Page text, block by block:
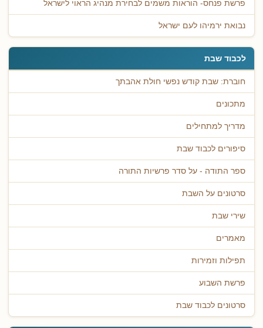
פרשת פנחס- הוראות משמים לבחירת מנהיג הראוי לישראל
נבואת ירמיהו לעם ישראל
לכבוד שבת
חוברת: שבת קודש נפשי חולת אהבתך
מתכונים
מדריך למתחילים
סיפורים לכבוד שבת
ספר התודה - על סדר פרשיות התורה
סרטונים על השבת
שירי שבת
מאמרים
תפילות וזמירות
פרשת השבוע
סרטונים לכבוד שבת